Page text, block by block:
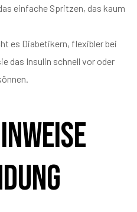
einfache Spritzen, das kaum
es Diabetikern, flexibler bei
das Insulin schnell vor oder